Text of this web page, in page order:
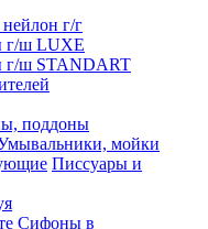
г/г
г/ш LUXE
г/ш STANDART
поддоны
мойки
Писсуары и
Сифоны в